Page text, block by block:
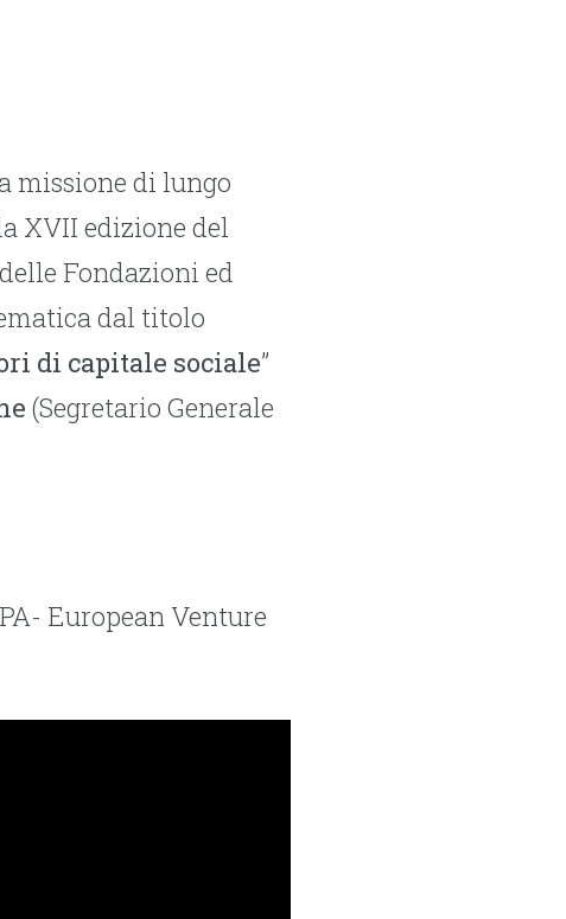
missione di lungo
XVII edizione del
Fondazioni ed
dal titolo
di capitale sociale”
(Segretario Generale
European Venture